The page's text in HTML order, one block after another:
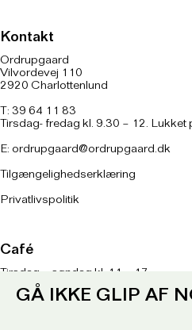
Kontakt
Ordrupgaard
Vilvordevej 110
2920 Charlottenlund
T: 39 64 11 83
Tirsdag- fredag kl. 9.30 – 12. Lukket
E: ordrupgaard@ordrupgaard.dk
Tilgængelighedserklæring
Privatlivspolitik
Café
Tirsdag – søndag kl. 11 – 17
Køkkenet lukker kl. 16
GÅ IKKE GLIP AF